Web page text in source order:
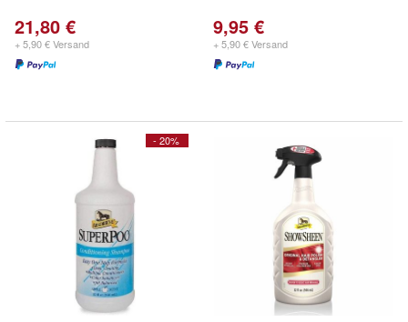
21,80 €
+ 5,90 € Versand
9,95 €
+ 5,90 € Versand
- 20%